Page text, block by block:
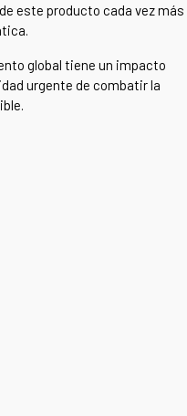
este producto cada vez más
global tiene un impacto
urgente de combatir la